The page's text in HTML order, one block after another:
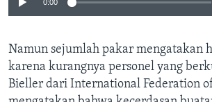
0:00
Namun sejumlah pakar mengatakan
karena kurangnya personel yang
Bieller dari International Federation